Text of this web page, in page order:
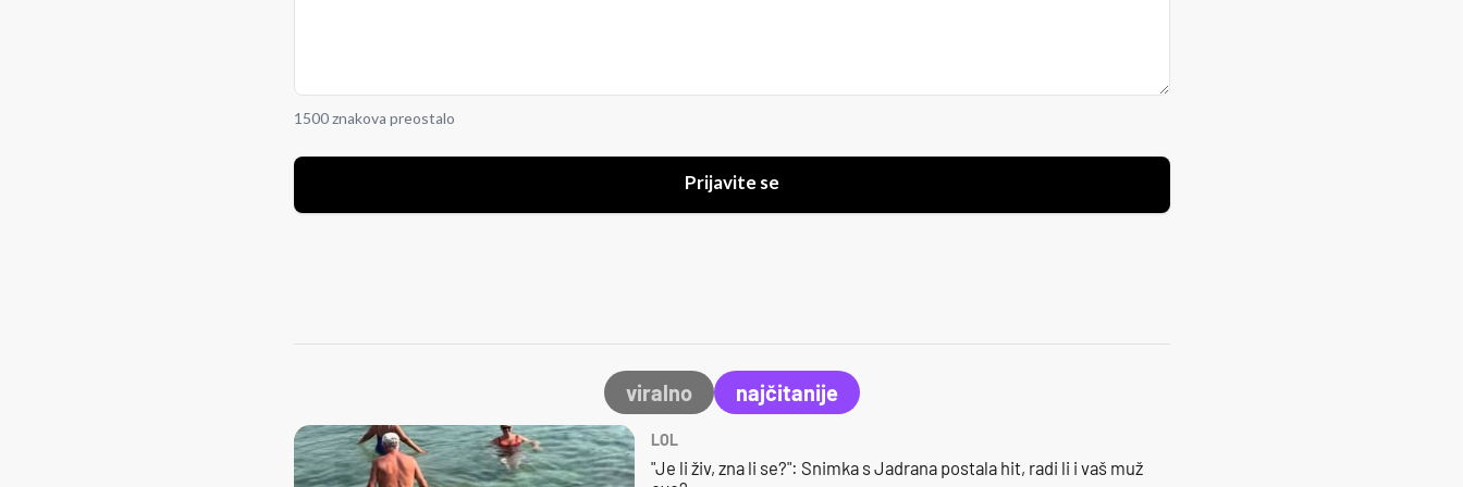
1500 znakova preostalo
Prijavite se
viralno najčitanije
LOL
"Je li živ, zna li se?": Snimka s Jadrana postala hit, radi li i vaš muž